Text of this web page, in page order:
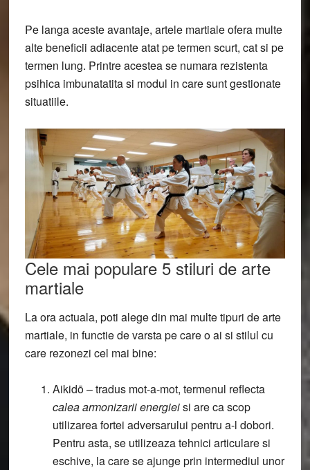
Pe langa aceste avantaje, artele martiale ofera multe
alte beneficii adiacente atat pe termen scurt, cat si pe
termen lung. Printre acestea se numara rezistenta
psihica imbunatatita si modul in care sunt gestionate
situatiile.
Cele mai populare 5 stiluri de arte
martiale
La ora actuala, poti alege din mai multe tipuri de arte
martiale, in functie de varsta pe care o ai si stilul cu
care rezonezi cel mai bine:
Aikidō –tradus mot-a-mot, termenul reflecta
calea armonizarii energieisi are ca scop
utilizarea fortei adversarului pentru a-l dobori.
Pentru asta, se utilizeaza tehnici articulare si
eschive, la care se ajunge prin intermediul unor